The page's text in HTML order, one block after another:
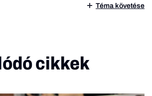
Téma követése
cikkek